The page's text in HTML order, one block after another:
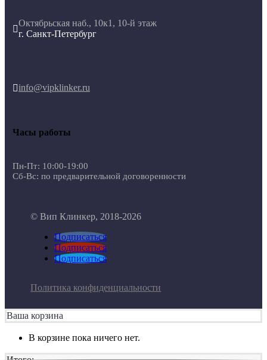

Октябрьская наб., 10к1, 10-й этаж
г. Санкт-Петербург
info@vipklinker.ru
Часы работы
Пн-Пт: 10:00-19:00
Сб-Вс: по предварительной договоренности
© Вип Клинкер, 2018-2026
Подписаться
Подписаться
Подписаться
Политика конфиденциальности
Ваша корзина
В корзине пока ничего нет.